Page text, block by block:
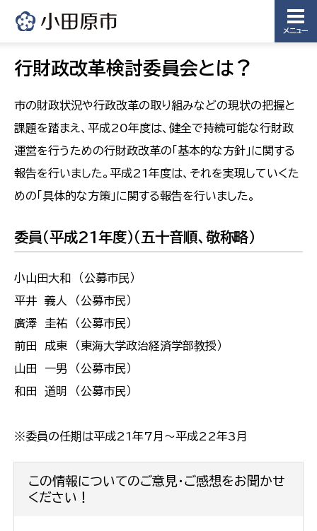
メニュー
行財政改革検討委員会とは？
市の財政状況や行政改革の取り組みなどの現状の把握と
課題を踏まえ、平成20年度は、健全で持続可能な行財政
運営を行うための行財政改革の「基本的な方針」に関する
報告を行いました。平成21年度は、それを実現していくた
めの「具体的な方策」に関する報告を行いました。
委員（平成21年度）（五十音順、敬称略）
小山田大和 （公募市民）
平井 義人 （公募市民）
廣澤 圭祐 （公募市民）
前田 成東 （東海大学政治経済学部教授）
山田 一男 （公募市民）
和田 道明 （公募市民）
※委員の任期は平成21年7月〜平成22年3月
この情報についてのご意見・ご感想をお聞かせ
ください！